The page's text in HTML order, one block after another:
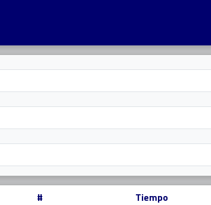
# Tiempo